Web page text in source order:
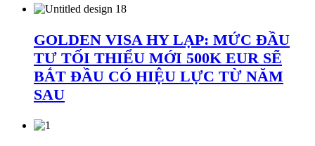
GOLDEN VISA HY LẠP: MỨC ĐẦU
TƯ TỐI THIỂU MỚI 500K EUR SẼ
BẮT ĐẦU CÓ HIỆU LỰC TỪ NĂM
SAU